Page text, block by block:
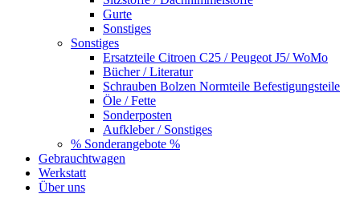
Gurte
Sonstiges
Sonstiges
Ersatzteile Citroen C25 / Peugeot J5/ WoMo
Bücher / Literatur
Schrauben Bolzen Normteile Befestigungsteile
Öle / Fette
Sonderposten
Aufkleber / Sonstiges
% Sonderangebote %
Gebrauchtwagen
Werkstatt
Über uns